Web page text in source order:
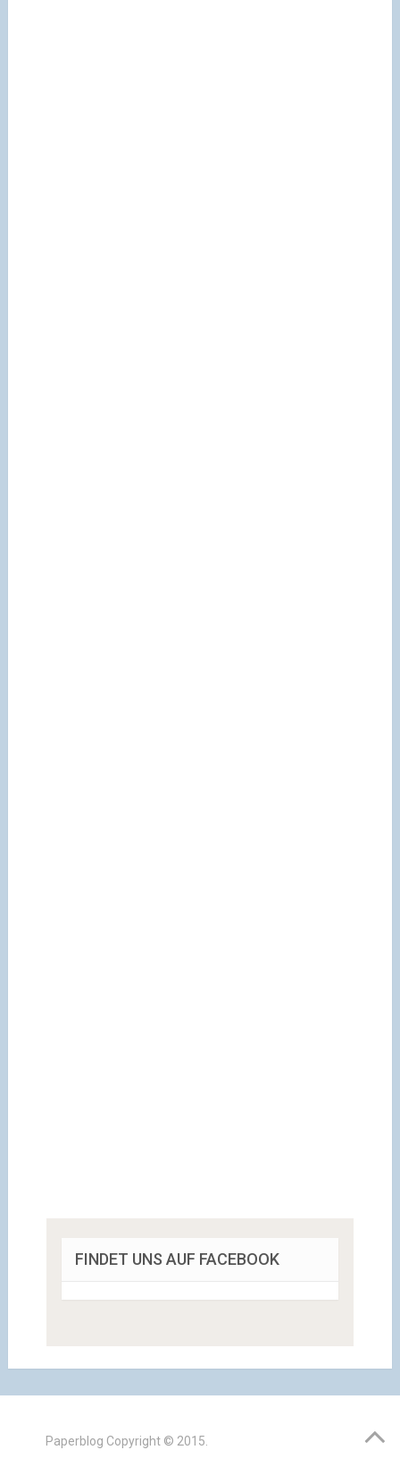
FINDET UNS AUF FACEBOOK
Paperblog Copyright © 2015.